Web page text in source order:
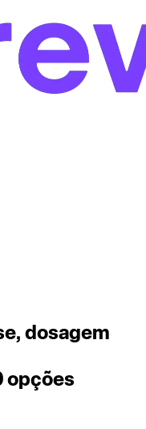
dosagem
opções